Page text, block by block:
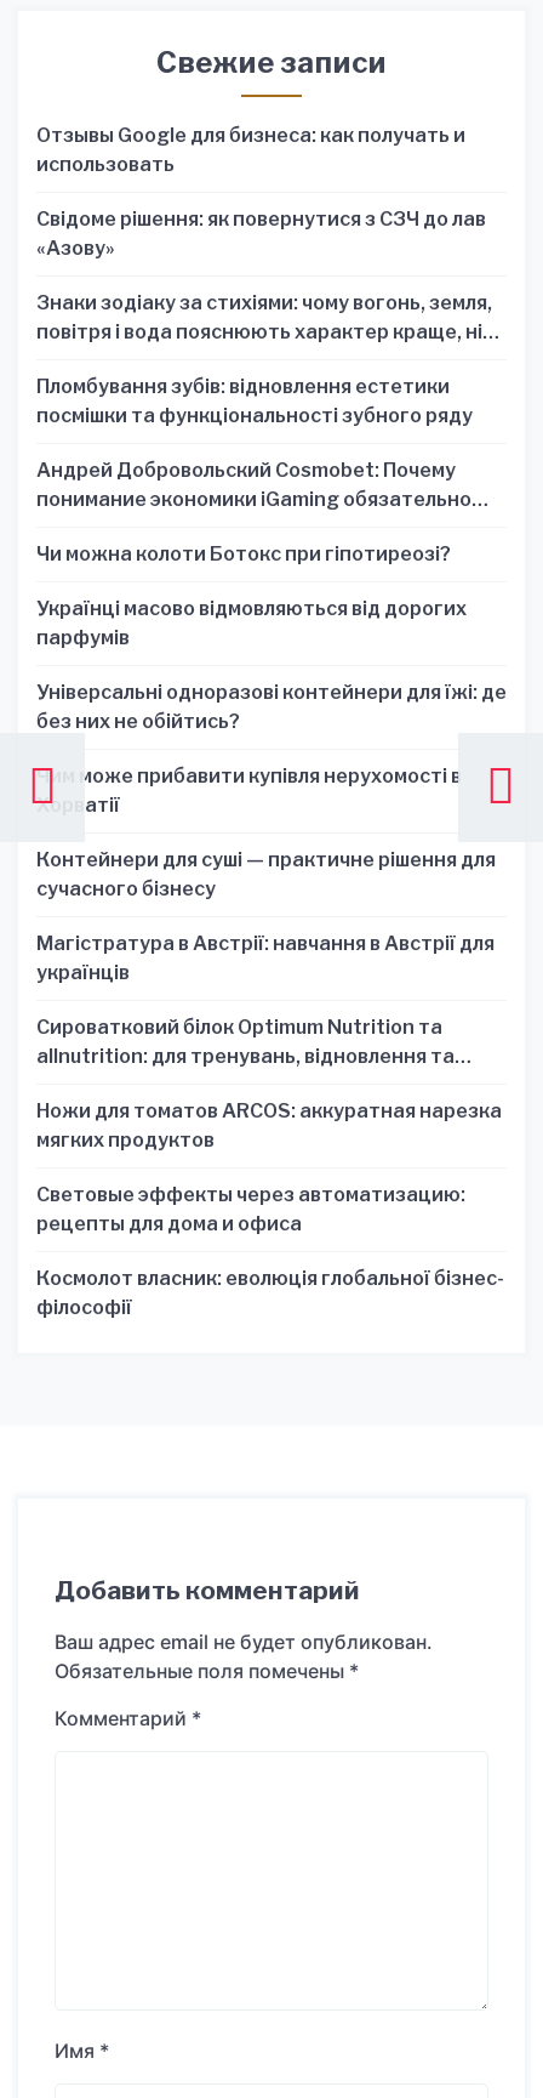
Свежие записи
Отзывы Google для бизнеса: как получать и
использовать
Свідоме рішення: як повернутися з СЗЧ до лав
«Азову»
Знаки зодіаку за стихіями: чому вогонь, земля,
повітря і вода пояснюють характер краще, ніж
Пломбування зубів: відновлення естетики
посмішки та функціональності зубного ряду
Андрей Добровольский Cosmobet: Почему
понимание экономики iGaming обязательно
Чи можна колоти Ботокс при гіпотиреозі?
Українці масово відмовляються від дорогих
парфумів
Універсальні одноразові контейнери для їжі: де
без них не обійтись?
Чим може прибавити купівля нерухомості в
Хорватії
Контейнери для суші — практичне рішення для
сучасного бізнесу
Магістратура в Австрії: навчання в Австрії для
українців
Сироватковий білок Optimum Nutrition та
allnutrition: для тренувань, відновлення та
Ножи для томатов ARCOS: аккуратная нарезка
мягких продуктов
Световые эффекты через автоматизацию:
рецепты для дома и офиса
Космолот власник: еволюція глобальної бізнес-
філософії
Добавить комментарий
Ваш адрес email не будет опубликован.
Обязательные поля помечены *
Комментарий *
Имя *